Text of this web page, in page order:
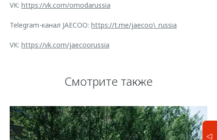
VK: https://vk.com/omodarussia
Telegram-канал JAECOO: https://t.me/jaecoo\_russia
VK: https://vk.com/jaecoorussia
Смотрите также